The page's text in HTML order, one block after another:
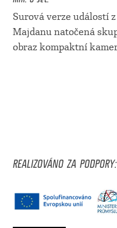
Surová verze událostí
Majdanu natočená
obraz kompaktní
REALIZOVÁNO ZA PODPORY: